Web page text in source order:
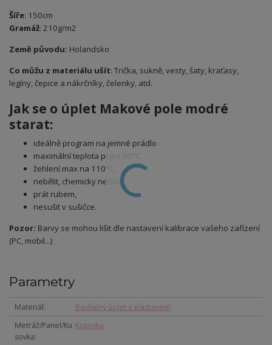
Šíře: 150cm
Gramáž: 210g/m2
Země původu: Holandsko
Co můžu z materiálu ušít: Trička, sukně, vesty, šaty, kraťasy,
legíny, čepice a nákrčníky, čelenky, atd.
Jak se o úplet Makové pole modré
starat:
ideálně program na jemné prádlo
maximální teplota praní 30°C,
žehlení max na 110°C,
nebělit, chemicky nečistit,
prát rubem,
nesušit v sušičce.
Pozor: Barvy se mohou lišit dle nastavení kalibrace vašeho zařízení
(PC, mobil...)
Parametry
Materiál
Bavlněný úplet s elastanem
Metráž/Panel/Ku
sovka
Kusovka